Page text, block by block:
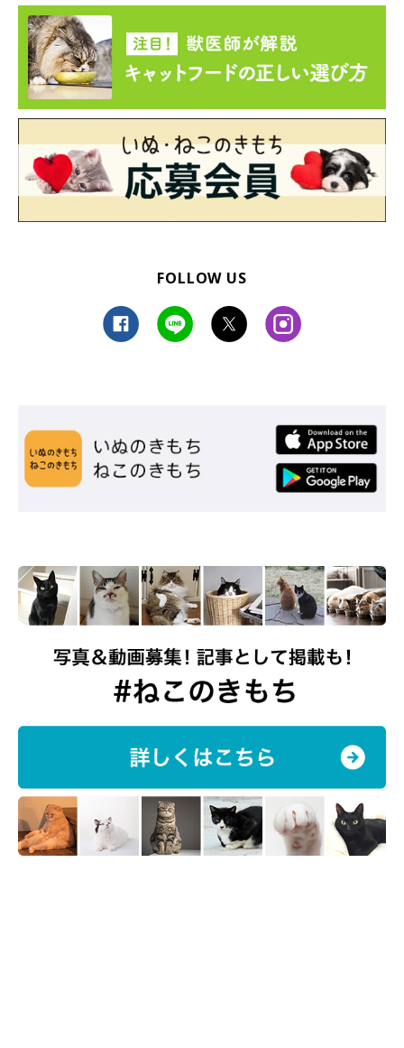
チェックできる「乳がんチェックマッサージ」
これを習慣にすれば、乳がんを早期に発見でき、愛猫の命を救え
る可能性がぐっと高くできるんです。
マッサージのタイミングや回数、注意ポイントまで、詳しく図解
入りで解説しています。
図解入りで解説！乳がんチェックマッサージのやり
uri_to_ikura
FOLLOW US